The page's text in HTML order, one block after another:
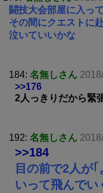
闘技大会部屋に入っ
その間にクエストに
泣いていいかな
184: 名無しさん
>>176
2人っきりだから緊
192: 名無しさん
>>184
目の前で2人が
いって飛んでい